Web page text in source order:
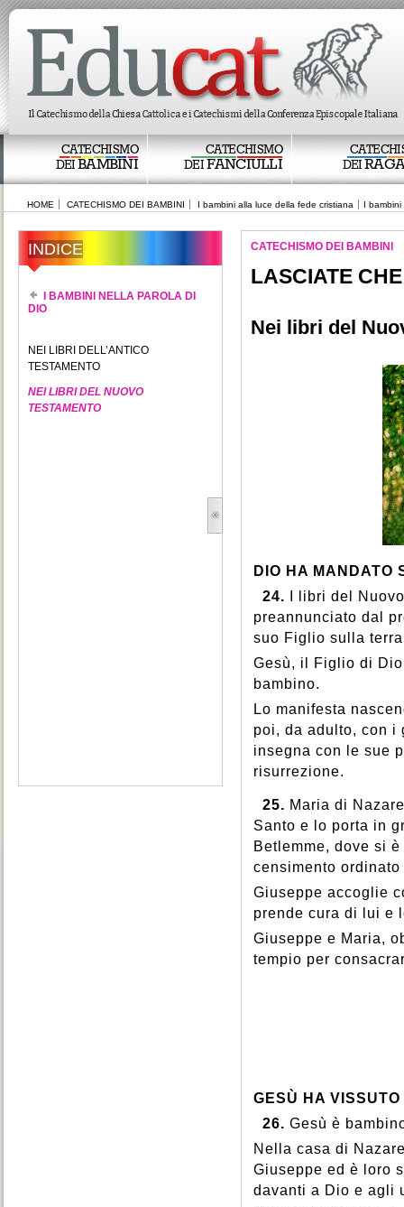
CATECHISMO
DEIBAMBINI
CATECHISMO
DEIFANCIULLI
DEI
HOME CATECHISMO DEI BAMBINI I bambini alla luce della fede cristiana I
INDICE
I BAMBINI NELLA PAROLA DI
DIO
NEI LIBRI DELL’ANTICO
TESTAMENTO
NEI LIBRI DEL NUOVO
TESTAMENTO
CATECHISMO DEI BAMBINI
LASCIATE
Nei libri del
DIO HA MANDATO
24.
I libri del
preannunciato dal
suo Figlio sulla
Gesù, il Figlio di
bambino.
Lo manifesta
poi, da adulto, con i
insegna con le sue
risurrezione.
25. Maria di
Santo e lo porta in
Betlemme, dove si
censimento
Giuseppe accoglie
prende cura di lui e
Giuseppe e Maria,
tempio per
GESÙ HA
26. Gesù è
Nella casa di
Giuseppe ed è loro
davanti a Dio e agli